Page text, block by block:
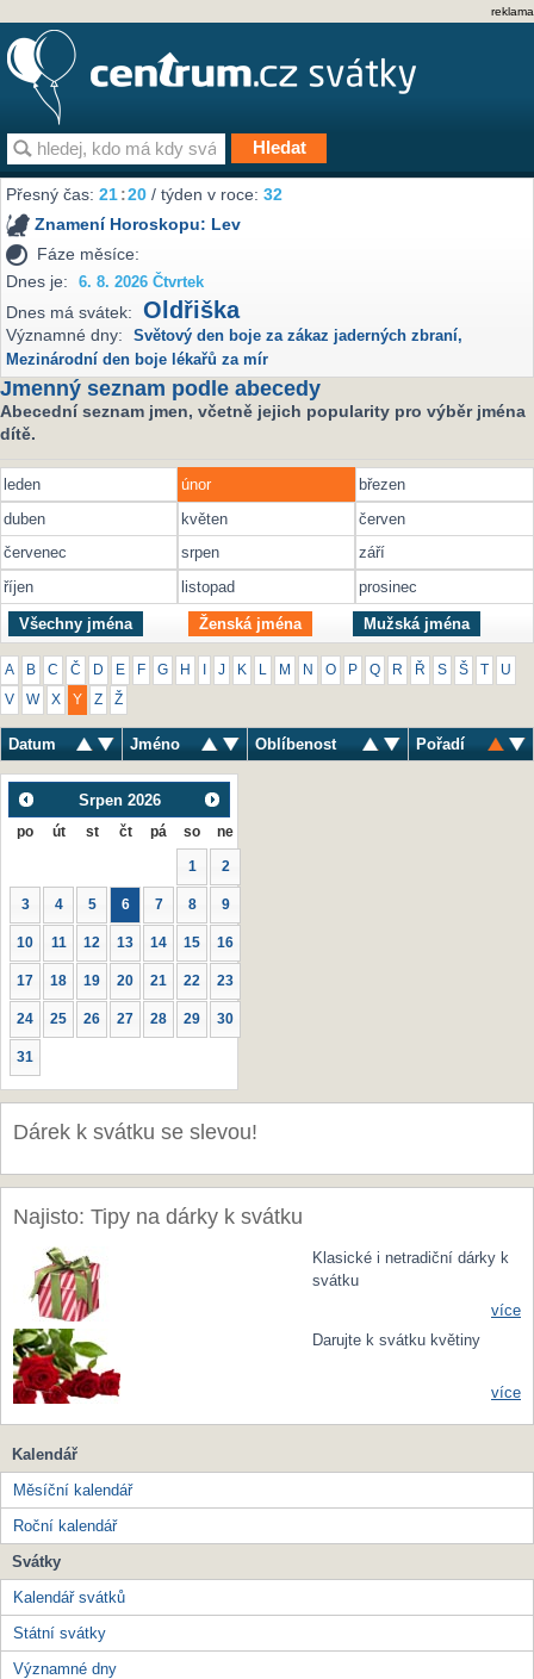
reklama
Přesný čas:21:20 / týden v roce:32
Znamení Horoskopu: Lev
Fáze měsíce:
Dnes je:
6. 8. 2026 Čtvrtek
Dnes má svátek: Oldřiška
Významné dny: Světový den boje za zákaz jaderných zbraní,
Mezinárodní den boje lékařů za mír
Jmenný seznam podle abecedy
Abecední seznam jmen, včetně jejich popularity pro výběr jména
dítě.
leden únor
březen
duben
květen
červen
červenec
srpen
září
říjen
listopad prosinec
Všechny jména Ženská jména Mužská jména
A B C Č D E F G H J K M N O P Q R Ř S Š U
V W X Y Z Ž
Datum Jméno Oblíbenost Pořadí
Srpen 2026
po út st čt pá so ne
1 2
3 4 5 6 7 8 9
10 11 12 13 14 15 16
17 18 19 20 21 22 23
24 25 26 27 28 29 30
31
Dárek k svátku se slevou!
Najisto: Tipy na dárky k svátku
Klasické i netradiční dárky k
svátku
více
Darujte k svátku květiny
více
Kalendář
Měsíční kalendář
Roční kalendář
Svátky
Kalendář svátků
Státní svátky
Významné dny